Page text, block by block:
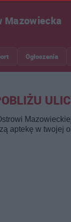
Mazowiecka
Ogłoszenia
aptekę w twojej